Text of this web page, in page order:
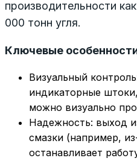
производительности
000 тонн угля.
Ключевые
Визуальный
индикаторные
можно визуально
Надежность: выход
смазки (например,
останавливает